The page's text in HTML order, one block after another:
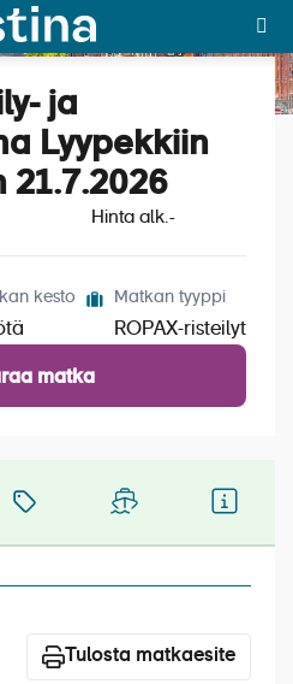
MAJAKKA-portaali
Yksin matkalle?
Suosikit
OTA YHTEYTTÄ
ja
Lyypekkiin
21.7.2026
Hinta alk.-
kesto Matkan tyyppi
ROPAX-risteilyt
matka
Tulosta matkaesite